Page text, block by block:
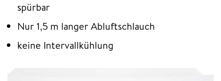
spürbar
Nur 1,5 m langer Abluftschlauch
keine Intervallkühlung